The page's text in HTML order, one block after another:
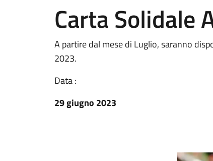
Carta Solidale
A partire dal mese di Luglio, saranno
2023.
Data :
29 giugno 2023